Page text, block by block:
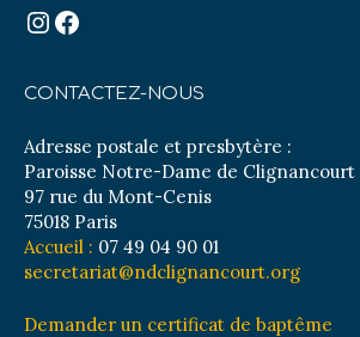
Instagram
Facebook
CONTACTEZ-NOUS
Adresse postale et presbytère :
Paroisse Notre-Dame de Clignancourt
97 rue du Mont-Cenis
75018 Paris
Accueil : 07 49 04 90 01
secretariat@ndclignancourt.org
Demander un certificat de baptême